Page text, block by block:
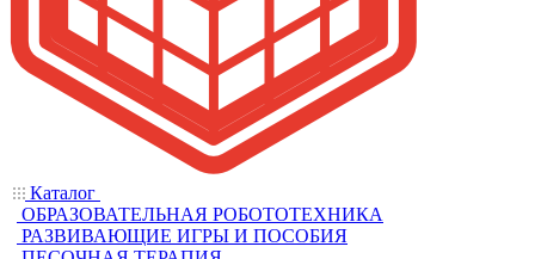
Каталог
ОБРАЗОВАТЕЛЬНАЯ РОБОТОТЕХНИКА
РАЗВИВАЮЩИЕ ИГРЫ И ПОСОБИЯ